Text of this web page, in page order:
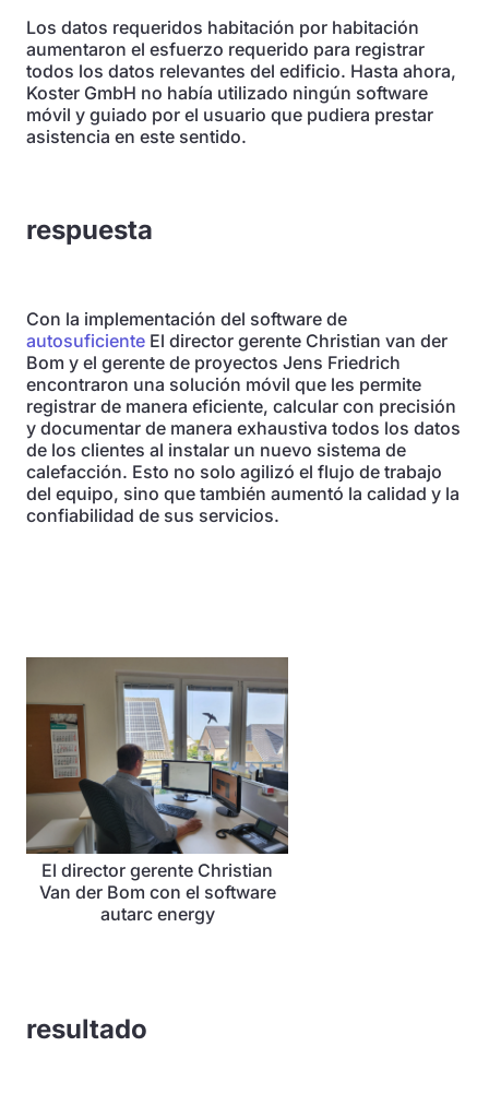
Los datos requeridos habitación por habitación
aumentaron el esfuerzo requerido para registrar
todos los datos relevantes del edificio. Hasta ahora,
Koster GmbH no había utilizado ningún software
móvil y guiado por el usuario que pudiera prestar
asistencia en este sentido.
respuesta
Con la implementación del software de
autosuficiente El director gerente Christian van der
Bom y el gerente de proyectos Jens Friedrich
encontraron una solución móvil que les permite
registrar de manera eficiente, calcular con precisión
y documentar de manera exhaustiva todos los datos
de los clientes al instalar un nuevo sistema de
calefacción. Esto no solo agilizó el flujo de trabajo
del equipo, sino que también aumentó la calidad y la
confiabilidad de sus servicios.
El director gerente Christian
Van der Bom con el software
autarc energy
resultado